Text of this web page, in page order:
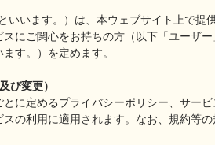
いいます。）は、本ウェブサイト上で
にご関心をお持ちの方（以下「ユーザ
す。）を定めます。
び変更）
とに定めるプライバシーポリシー、サー
の利用に適用されます。なお、規約等